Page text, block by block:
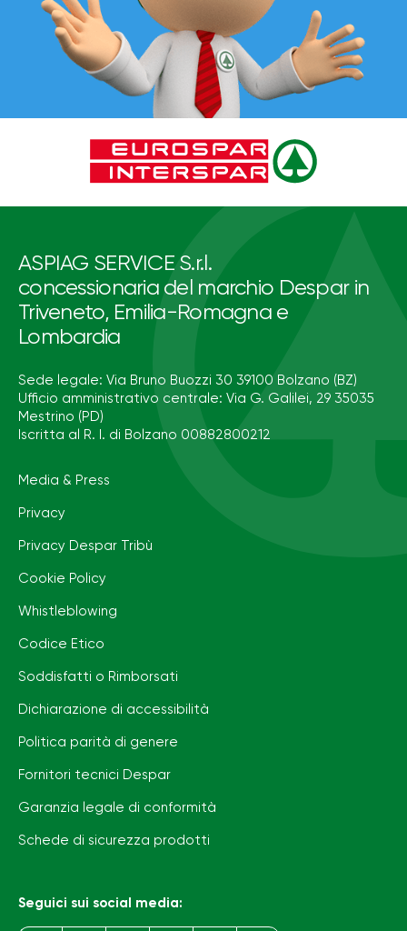
ASPIAG SERVICE S.r.l.
concessionaria del marchio Despar in
Triveneto, Emilia-Romagna e
Lombardia
Sede legale: Via Bruno Buozzi 30 39100 Bolzano (BZ)
Ufficio amministrativo centrale: Via G. Galilei, 29 35035
Mestrino (PD)
Iscritta al R. I. di Bolzano 00882800212
Media & Press
Privacy
Privacy Despar Tribù
Cookie Policy
Whistleblowing
Codice Etico
Soddisfatti o Rimborsati
Dichiarazione di accessibilità
Politica parità di genere
Fornitori tecnici Despar
Garanzia legale di conformità
Schede di sicurezza prodotti
Seguici sui social media: